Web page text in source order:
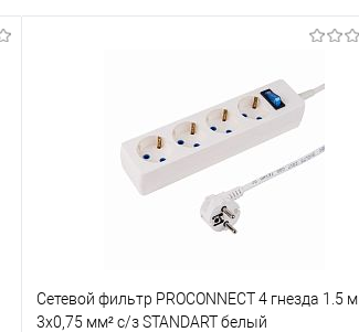
Сетевой фильтр PROCONNECT 4 гнезда 1.5 м
3х0,75 мм² с/з STANDART белый